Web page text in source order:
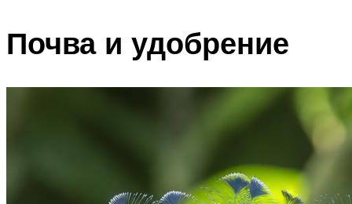
Почва и удобрение